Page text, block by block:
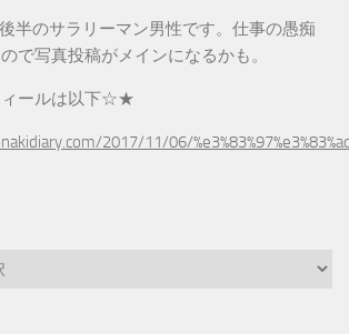
半のサラリーマン男性です。仕事の愚痴
で写真投稿がメインになるかも。
ールは以下☆★
2017/11/06/